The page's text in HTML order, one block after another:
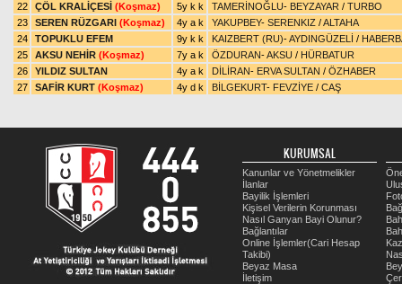
22
ÇÖL KRALİÇESİ (Koşmaz) 5y k k TAMERİNOĞLU- BEYZAYAR / TURBO
23
SEREN RÜZGARI (Koşmaz) 4y a k YAKUPBEY- SERENKIZ /ALTAHA
24
TOPUKLU EFEM 9y k k KAIZBERT (RU)-AYDINGÜZELİ /
25
AKSU NEHİR (Koşmaz) 7y a k ÖZDURAN-AKSU / HÜRBATUR
26
YILDIZ SULTAN 4y a k DİLİRAN- ERVA SULTAN / ÖZHABER
27
SAFİR KURT (Koşmaz) 4y d k BİLGEKURT- FEVZİYE / CAŞ
KURUMSAL
Kanunlar ve Yönetmelikler
İlanlar
Bayilik İşlemleri
Kişisel Verilerin Korunması
Nasıl Ganyan Bayi Olunur?
Bağlantılar
Online İşlemler(Cari Hesap
Takibi)
Beyaz Masa
İletişim